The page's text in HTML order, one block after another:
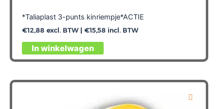
*Taliaplast 3-punts kinriempje*ACTIE
€12,88excl. BTW | €15,58incl. BTW
In winkelwagen